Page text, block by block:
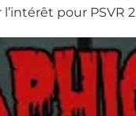
pour PSVR